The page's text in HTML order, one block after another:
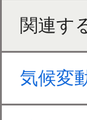
関連す
気候変